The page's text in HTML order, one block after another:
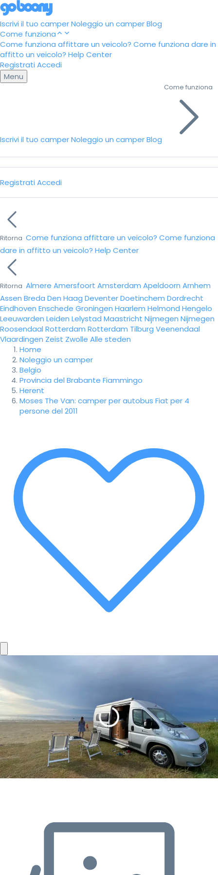
Iscrivi il tuo camperNoleggio un camperBlog
Come funziona
Come funziona affittare un veicolo? Come funziona dare in
affitto un veicolo? Help Center
Registrati Accedi
Menu
Iscrivi il tuo camperNoleggio un camperBlog
Come funziona
Registrati Accedi
Ritorna Come funziona affittare un veicolo? Come funziona
dare in affitto un veicolo? Help Center
Ritorna Almere Amersfoort Amsterdam Apeldoorn Arnhem
Assen Breda Den Haag DeventerDoetinchem Dordrecht
Eindhoven Enschede Groningen Haarlem Helmond Hengelo
Leeuwarden Leiden Lelystad Maastricht Nijmegen Nijmegen
Roosendaal Rotterdam Rotterdam Tilburg Veenendaal
Vlaardingen Zeist Zwolle Alle steden
Home
Noleggio un camper
Belgio
Provincia del Brabante Fiammingo
Herent
Moses The Van: camper per autobus Fiat per 4
persone del 2011